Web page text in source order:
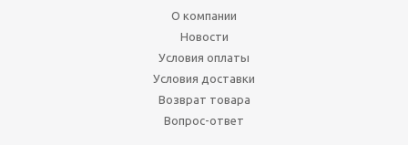
О компании
Новости
Условия оплаты
Условия доставки
Возврат товара
Вопрос-ответ